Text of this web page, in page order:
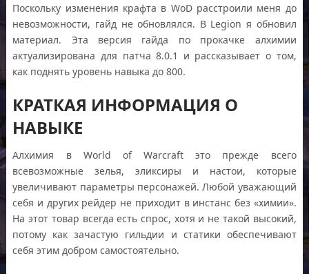
Поскольку изменения крафта в WoD расстроили меня до
невозможности, гайд не обновлялся. В Legion я обновил
материал. Эта версия гайда по прокачке алхимии
актуализирована для патча 8.0.1 и рассказывает о том,
как поднять уровень навыка до 800.
КРАТКАЯ ИНФОРМАЦИЯ О
НАВЫКЕ
Алхимия в World of Warcraft это прежде всего
всевозможные зелья, эликсиры и настои, которые
увеличивают параметры персонажей. Любой уважающий
себя и других рейдер не приходит в инстанс без «химии».
На этот товар всегда есть спрос, хотя и не такой высокий,
потому как зачастую гильдии и статики обеспечивают
себя этим добром самостоятельно.